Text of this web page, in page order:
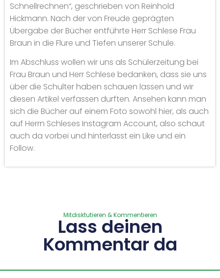
Schnellrechnen“, geschrieben von Reinhold
Hickmann. Nach der von Freude geprägten
Übergabe der Bücher entführte Herr Schlese Frau
Braun in die Flure und Tiefen unserer Schule.
Im Abschluss wollen wir uns als Schülerzeitung bei
Frau Braun und Herr Schlese bedanken, dass sie uns
über die Schulter haben schauen lassen und wir
diesen Artikel verfassen durften. Ansehen kann man
sich die Bücher auf einem Foto sowohl hier, als auch
auf Herrn Schleses Instagram Account, also schaut
auch da vorbei und hinterlasst ein Like und ein
Follow.
Mitdisktutieren & Kommentieren
Lass deinen
Kommentar da